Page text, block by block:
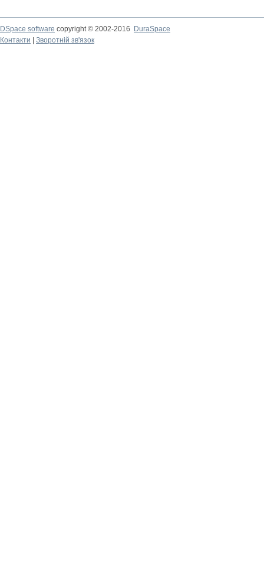
DSpace software copyright © 2002-2016
DuraSpace
Контакти
Зворотній зв'язок